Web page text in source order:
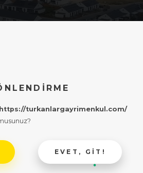
https://turkanlargayrimenkul.com/
EVET, GIT!